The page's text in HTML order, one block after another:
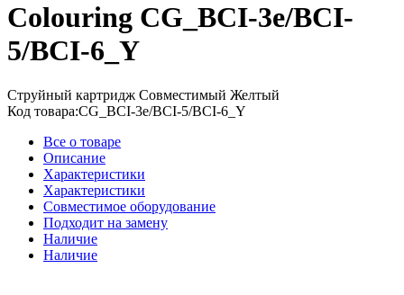
Colouring CG_BCI-3e/BCI-
5/BCI-6_Y
Струйный картридж Совместимый Желтый
Код товара:CG_BCI-3e/BCI-5/BCI-6_Y
Все о товаре
Описание
Характеристики
Характеристики
Совместимое оборудование
Подходит на замену
Наличие
Наличие